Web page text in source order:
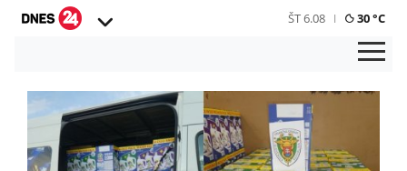
ŠT 6.08 30 °C